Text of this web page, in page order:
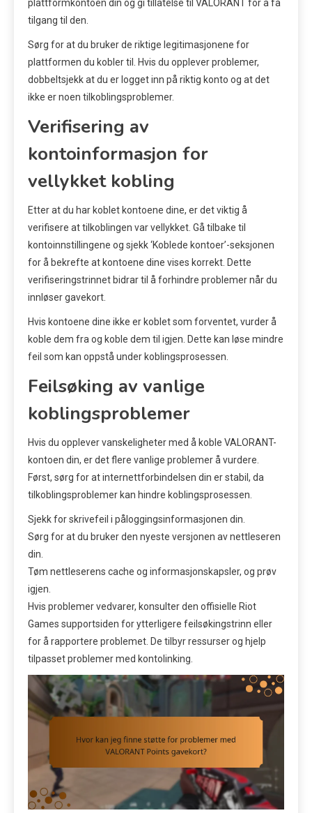
plattformkontoen din og gi tillatelse til VALORANT for å få
tilgang til den.
Sørg for at du bruker de riktige legitimasjonene for
plattformen du kobler til. Hvis du opplever problemer,
dobbeltsjekk at du er logget inn på riktig konto og at det
ikke er noen tilkoblingsproblemer.
Verifisering av
kontoinformasjon for
vellykket kobling
Etter at du har koblet kontoene dine, er det viktig å
verifisere at tilkoblingen var vellykket. Gå tilbake til
kontoinnstillingene og sjekk ‘Koblede kontoer’-seksjonen
for å bekrefte at kontoene dine vises korrekt. Dette
verifiseringstrinnet bidrar til å forhindre problemer når du
innløser gavekort.
Hvis kontoene dine ikke er koblet som forventet, vurder å
koble dem fra og koble dem til igjen. Dette kan løse mindre
feil som kan oppstå under koblingsprosessen.
Feilsøking av vanlige
koblingsproblemer
Hvis du opplever vanskeligheter med å koble VALORANT-
kontoen din, er det flere vanlige problemer å vurdere.
Først, sørg for at internettforbindelsen din er stabil, da
tilkoblingsproblemer kan hindre koblingsprosessen.
Sjekk for skrivefeil i påloggingsinformasjonen din.
Sørg for at du bruker den nyeste versjonen av nettleseren
din.
Tøm nettleserens cache og informasjonskapsler, og prøv
igjen.
Hvis problemer vedvarer, konsulter den offisielle Riot
Games supportsiden for ytterligere feilsøkingstrinn eller
for å rapportere problemet. De tilbyr ressurser og hjelp
tilpasset problemer med kontolinking.